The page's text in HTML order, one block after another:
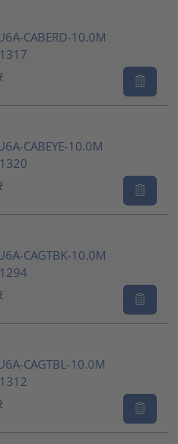
CABERD-10.0M
CABEYE-10.0M
CAGTBK-10.0M
CAGTBL-10.0M